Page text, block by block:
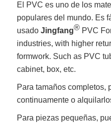
El PVC es uno de los
populares del mundo. Es
usadoJingfang® PVC
industries, with higher
formwork. Such as PVC
cabinet, box, etc.
Para tamaños completos,
continuamente o
Para piezas pequeñas,